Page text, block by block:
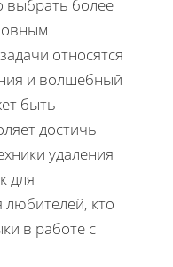
выбрать более
относятся
и волшебный
быть
достичь
удаления
для
любителей, кто
в работе с